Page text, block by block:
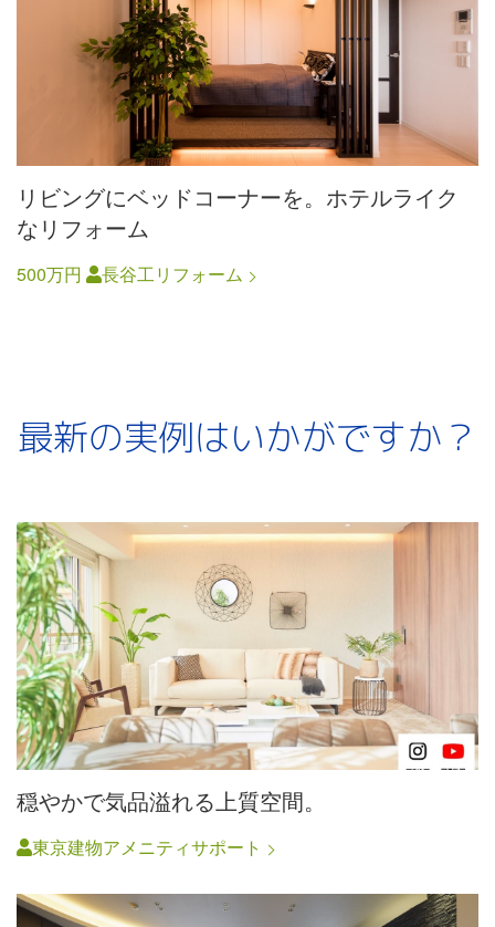
リビングにベッドコーナーを。ホテルライク
なリフォーム
500万円 長谷工リフォーム
最新の実例はいかがですか？
穏やかで気品溢れる上質空間。
東京建物アメニティサポート